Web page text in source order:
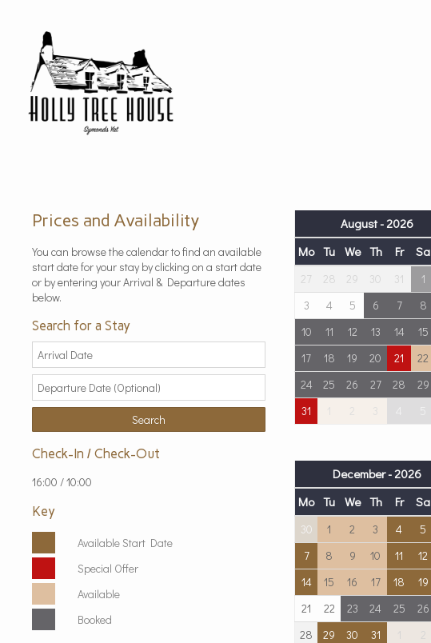
Prices and Availability
You can browse the calendar to find an available
start date for your stay by clicking on a start date
or by entering your Arrival & Departure dates
below.
Search for a Stay
Check-In / Check-Out
16:00 / 10:00
Key
Available Start Date
Special Offer
Available
Booked
August - 2026
Mo Tu We Th Fr Sa
27 28 29 30 31 1
3
4 5 6 7 8
10
11 12 13 14 15
17
18 19 20 21 22
24
25 26 27 28 29
31
1
December - 2026
Mo Tu We Th Fr Sa
30 1 2 3 4 5
7
8 9 10 11 12
14
15 16 17 18 19
21
22 23 24 25 26
28
29 30 31 1